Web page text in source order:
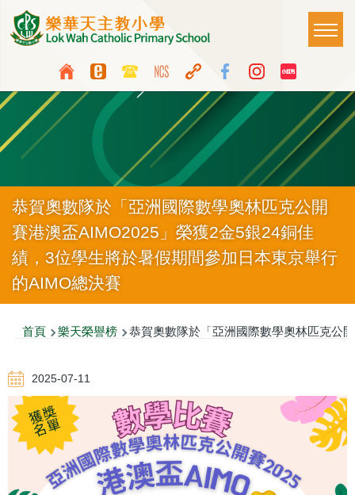
移至主內容
Top
Media
Icon
Button
Language
switcher
Main
恭賀奧數隊於「亞洲國際數學奧林匹克公開
賽港澳盃AIMO2025」榮獲2金5銀24銅佳
績，3位學生將於暑假期間參加日本東京舉行
的AIMO總決賽
導
連
結
首頁 樂天榮譽榜 恭賀奧數隊於「亞洲國際數學奧林匹克公
2025-07-11